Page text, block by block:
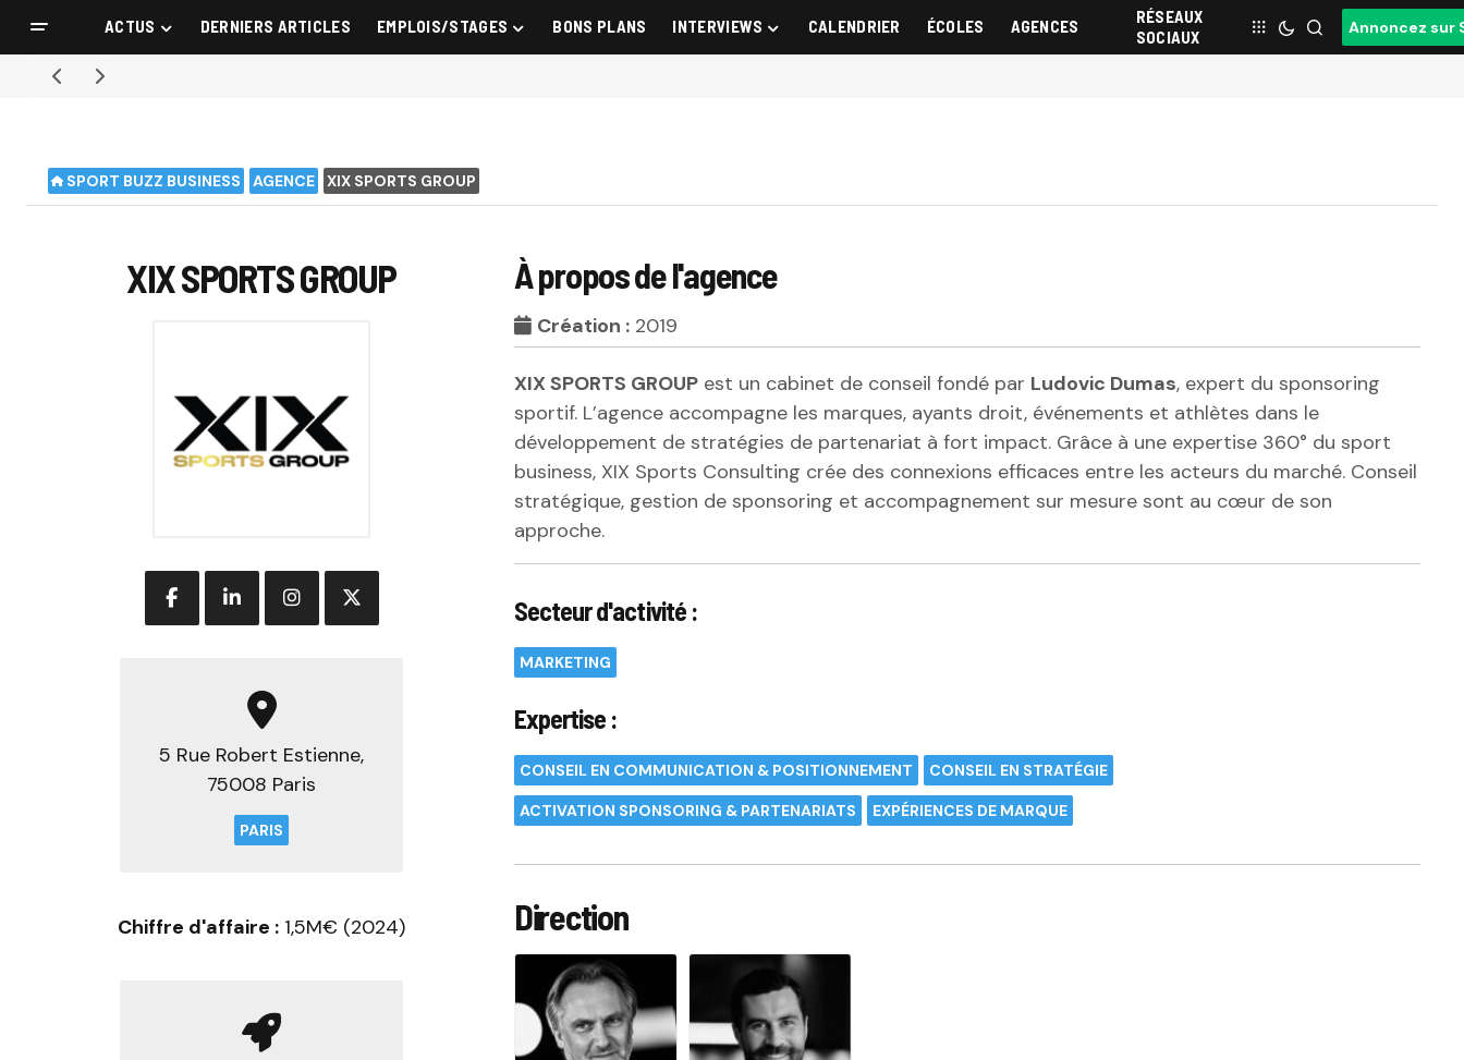
ACTUS DERNIERS ARTICLES EMPLOIS/STAGES BONS PLANS INTERVIEWS CALENDRIER ÉCOLES AGENCES
RÉSEAUX
SOCIAUX
Annoncez sur
SPORT BUZZ BUSINESS AGENCE XIX SPORTS GROUP
XIX SPORTS GROUP
5 Rue Robert Estienne,
75008 Paris
PARIS
Chiffre d'affaire : 1,5M€ (2024)
À propos de l'agence
Création : 2019
XIX SPORTS GROUP est un cabinet de conseil fondé par Ludovic Dumas, expert du sponsoring
sportif. L’agence accompagne les marques, ayants droit, événements et athlètes dans le
développement de stratégies de partenariat à fort impact. Grâce à une expertise 360° du sport
business, XIX Sports Consulting crée des connexions efficaces entre les acteurs du marché. Conseil
stratégique, gestion de sponsoring et accompagnement sur mesure sont au cœur de son
approche.
Secteur d'activité :
MARKETING
Expertise :
CONSEIL EN COMMUNICATION & POSITIONNEMENT CONSEIL EN STRATÉGIE
ACTIVATION SPONSORING & PARTENARIATS EXPÉRIENCES DE MARQUE
Direction